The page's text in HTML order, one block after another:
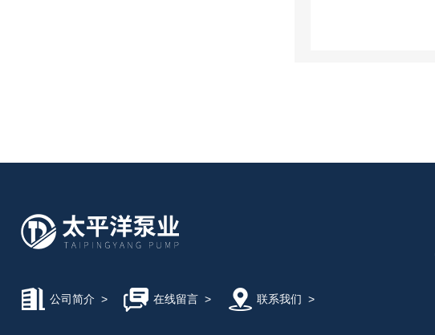
公司简介 > 在线留言> 联系我们 >